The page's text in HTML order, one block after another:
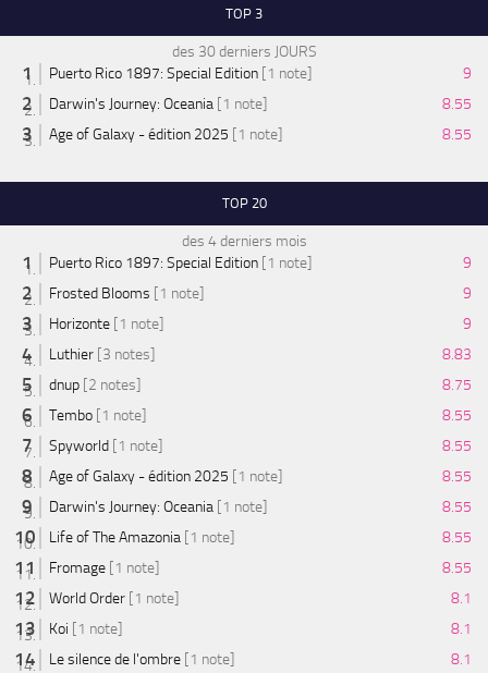
TOP 3
des 30 derniers JOURS
Puerto Rico 1897: Special Edition [1 note]
9
Darwin's Journey: Oceania [1 note]
8.55
Age of Galaxy - édition 2025 [1 note] 8.55
TOP 20
des 4 derniers mois
Puerto Rico 1897: Special Edition [1 note]
9
Frosted Blooms [1 note]
9
Horizonte [1 note]
9
Luthier [3 notes]
8.83
dnup [2 notes]
8.75
Tembo [1 note]
8.55
Spyworld [1 note]
8.55
Age of Galaxy - édition 2025 [1 note]
8.55
Darwin's Journey: Oceania [1 note]
8.55
Life of The Amazonia [1 note]
8.55
Fromage [1 note]
8.55
World Order [1 note]
8.1
Koi [1 note]
8.1
Le silence de l'ombre [1 note]
8.1